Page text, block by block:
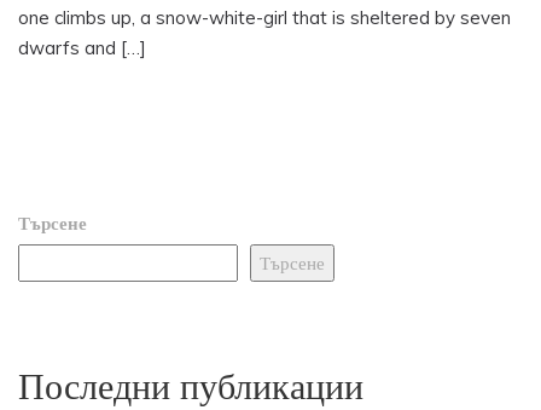
one climbs up, a snow-white-girl that is sheltered by seven
dwarfs and […]
Търсене
Търсене
Последни публикации